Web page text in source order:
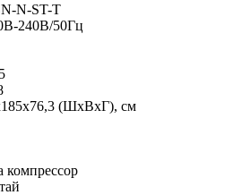
N-ST-T
240В/50Гц
(ШхВхГ), см
компрессор